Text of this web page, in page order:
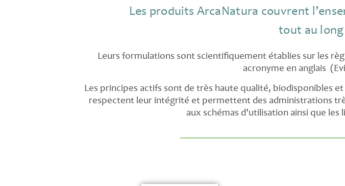
Les produits ArcaNatura couvrent
tout au
Leurs formulations sont scientifiquement établies sur les
acronyme en anglais
Les principes actifs sont de très haute qualité, biodisponibles
respectent leur intégrité et permettent des administrations
aux schémas d’utilisation ainsi que